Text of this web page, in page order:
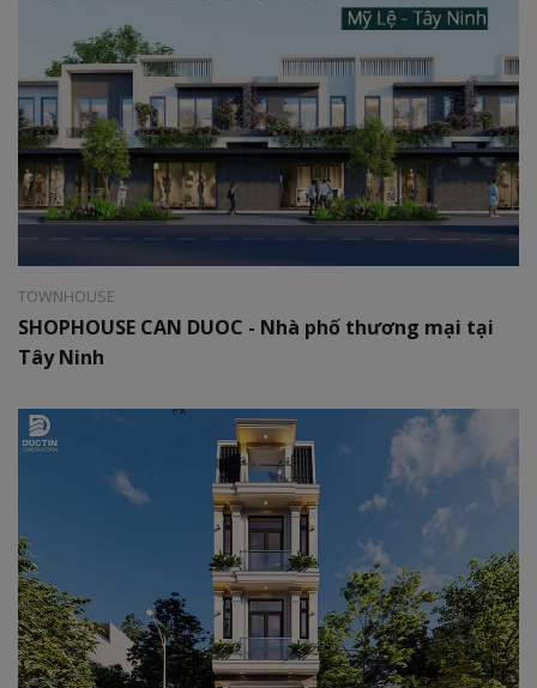
Style:Hiện đại
Area:5 x 15m
TOWNHOUSE
SHOPHOUSE CAN DUOC - Nhà phố thương mại tại
Tây Ninh